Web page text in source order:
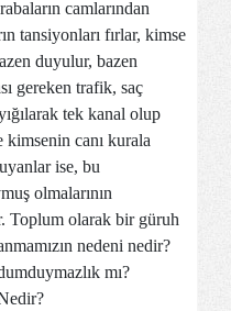
camlarından
tansiyonları fırlar, kimse
duyulur, bazen
gereken trafik, saç
tek kanal olup
kimsenin canı kurala
ise, bu
olmalarının
Toplum olarak bir güruh
nedeni nedir?
mı?